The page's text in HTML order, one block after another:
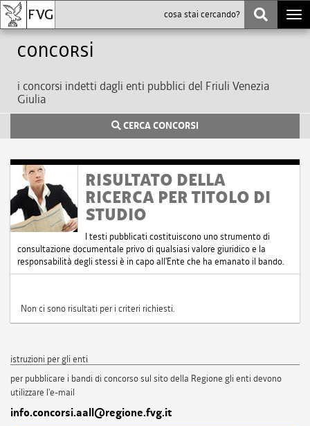
Concorsi
i concorsi indetti dagli enti pubblici del Friuli Venezia
Giulia
CERCA CONCORSI
RISULTATO DELLA
RICERCA PER TITOLO DI
STUDIO
I testi pubblicati costituiscono uno strumento di
consultazione documentale privo di qualsiasi valore giuridico e la
responsabilità degli stessi è in capo all'Ente che ha emanato il bando.
Non ci sono risultati per i criteri richiesti.
istruzioni per gli enti
per pubblicare i bandi di concorso sul sito della Regione gli enti devono
utilizzare l'e-mail
info.concorsi.aall@regione.fvg.it